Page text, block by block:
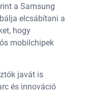
a Samsung
elcsábítani a
hogy
mobilchipek
javát is
és innováció